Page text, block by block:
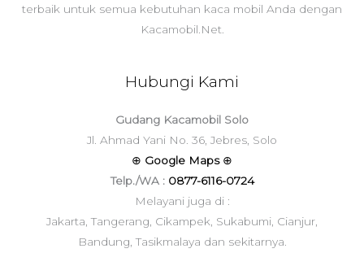
terbaik untuk semua kebutuhan kaca mobil Anda dengan
Kacamobil.Net.
Hubungi Kami
Gudang Kacamobil Solo
Jl. Ahmad Yani No. 36, Jebres, Solo
⊕ Google Maps ⊕
Telp./WA : 0877-6116-0724
Melayani juga di :
Jakarta, Tangerang, Cikampek, Sukabumi, Cianjur,
Bandung, Tasikmalaya dan sekitarnya.